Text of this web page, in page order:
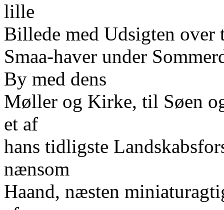
lille
Billede med Udsigten
Smaa-haver under
By med dens
Møller og Kirke, til Søen
et af
hans tidligste
nænsom
Haand, næsten